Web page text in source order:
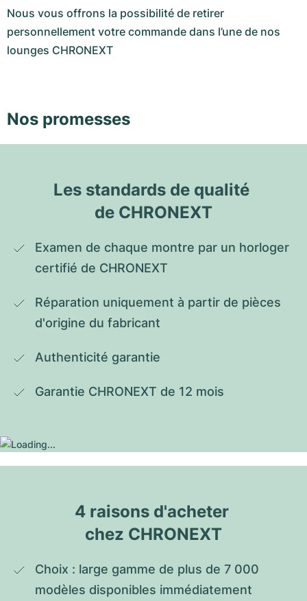
Nous vous offrons la possibilité de retirer
personnellement votre commande dans l’une de nos
lounges CHRONEXT
Nos promesses
Les standards de qualité
de CHRONEXT
Examen de chaque montre par un horloger
certifié de CHRONEXT
Réparation uniquement à partir de pièces
d'origine du fabricant
Authenticité garantie
Garantie CHRONEXT de 12 mois
4 raisons d'acheter
chez CHRONEXT
Choix : large gamme de plus de 7 000
modèles disponibles immédiatement